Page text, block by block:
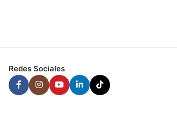
Redes Sociales